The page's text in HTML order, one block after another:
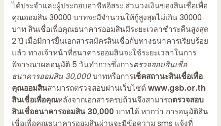
ได้ประจำและผู้ประกอบอาชีพอิสระ ส่วนวงเงินของสินเชื่อเพื่อ
คุณออมสิน 30000 บาทจะมีจำนวนให้กู้สูงสุดไม่เกิน 30000
บาทสินเชื่อเพื่อคุณธนาคารออมสินมีระยะเวลาชำระคืนสูงสุด
2 ปี เมื่อมีการยื่นเอกสารสมัครสินเชื่อกับทางธนาคารเรียบร้อย
แล้ว ทางเจ้าหน้าที่ธนาคารออมสินจะใช้ระยะเวลาในการ
พิจารณาผลอนุมัติ 5 วันทำการซึ่งการตรวจสอบสินเชื่อ
ธนาคารออมสิน 30,000บาทหรือการเช็คสถานะสินเชื่อเพื่อ
คุณออมสินสามารถตรวจสอบผ่านเว็บไซต์ www.gsb.or.th
สินเชื่อเพื่อคุณหลังจากเอกสารครบถ้วนจึงสามารถตรวจสอบ
สินเชื่อธนาคารออมสิน 30,000บาทได้ หากว่า การอนุมัติสิน
เชื่อเพื่อคุณธนาคารออมสินผ่านจะมีข้อความ sms แจ้งที่